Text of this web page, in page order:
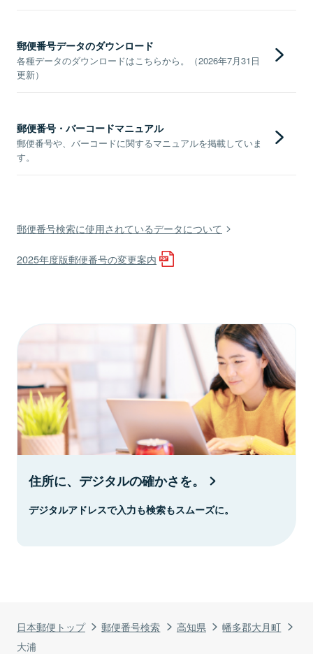
日本郵便トップ 郵便番号検索 高知県
幡多郡大月町
大浦
郵便番号データのダウンロード
各種データのダウンロードはこちらから。（2026年7月31日
更新）
郵便番号・バーコードマニュアル
郵便番号や、バーコードに関するマニュアルを掲載していま
す。
郵便番号検索に使用されているデータについて
2025年度版郵便番号の変更案内
住所に、デジタルの確かさを。
デジタルアドレスで入力も検索もスムーズに。